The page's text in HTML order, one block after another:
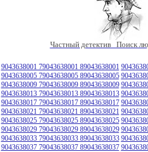
Частный детектив Поиск
9043638001 79043638001 89043638001
9043638005 79043638005 89043638005
9043638009 79043638009 89043638009
9043638013 79043638013 89043638013
9043638017 79043638017 89043638017
9043638021 79043638021 89043638021
9043638025 79043638025 89043638025
9043638029 79043638029 89043638029
9043638033 79043638033 89043638033
9043638037 79043638037 89043638037